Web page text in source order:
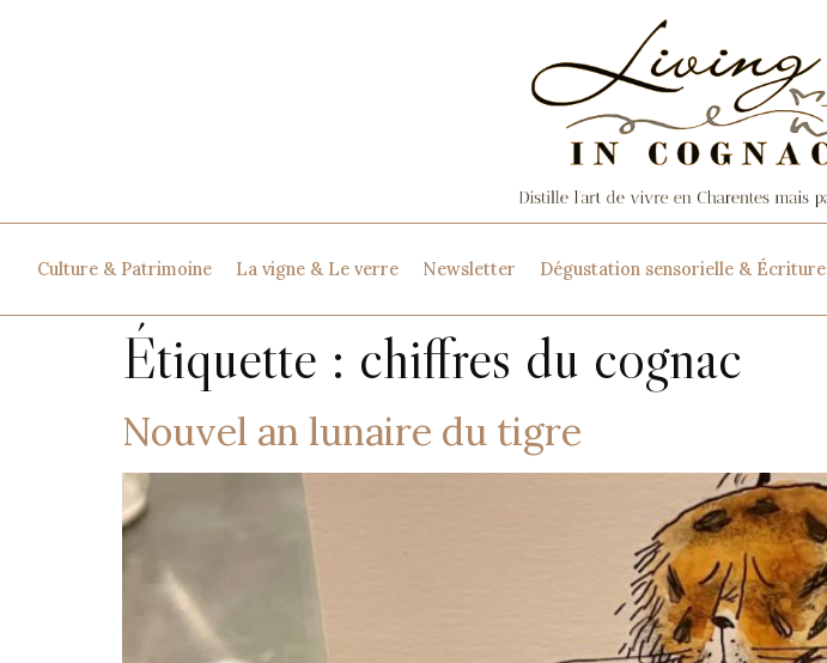
Culture & Patrimoine La vigne & Le verre Newsletter Dégustation sensorielle & Écriture
Étiquette : chiffres du cognac
Nouvel an lunaire du tigre